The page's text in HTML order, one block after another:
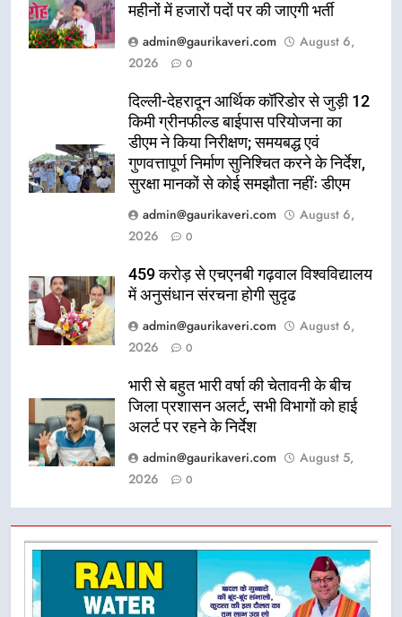
महीनों में हजारों पदों पर की जाएगी भर्ती
admin@gaurikaveri.com
August 6,
2026
0
दिल्ली-देहरादून आर्थिक कॉरिडोर से जुड़ी 12
किमी ग्रीनफील्ड बाईपास परियोजना का
डीएम ने किया निरीक्षण; समयबद्ध एवं
गुणवत्तापूर्ण निर्माण सुनिश्चित करने के निर्देश,
सुरक्षा मानकों से कोई समझौता नहींः डीएम
admin@gaurikaveri.com
August 6,
2026
0
459 करोड़ से एचएनबी गढ़वाल विश्वविद्यालय
में अनुसंधान संरचना होगी सुदृढ
admin@gaurikaveri.com
August 6,
2026
0
भारी से बहुत भारी वर्षा की चेतावनी के बीच
जिला प्रशासन अलर्ट, सभी विभागों को हाई
अलर्ट पर रहने के निर्देश
admin@gaurikaveri.com
August 5,
2026
0